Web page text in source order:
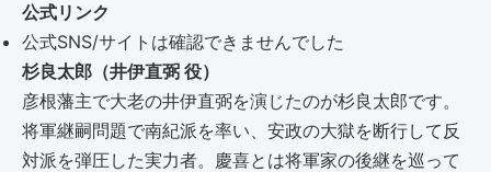
公式リンク
公式SNS/サイトは確認できませんでした
杉良太郎（井伊直弼 役）
彦根藩主で大老の井伊直弼を演じたのが杉良太郎です。
将軍継嗣問題で南紀派を率い、安政の大獄を断行して反
対派を弾圧した実力者。慶喜とは将軍家の後継を巡って